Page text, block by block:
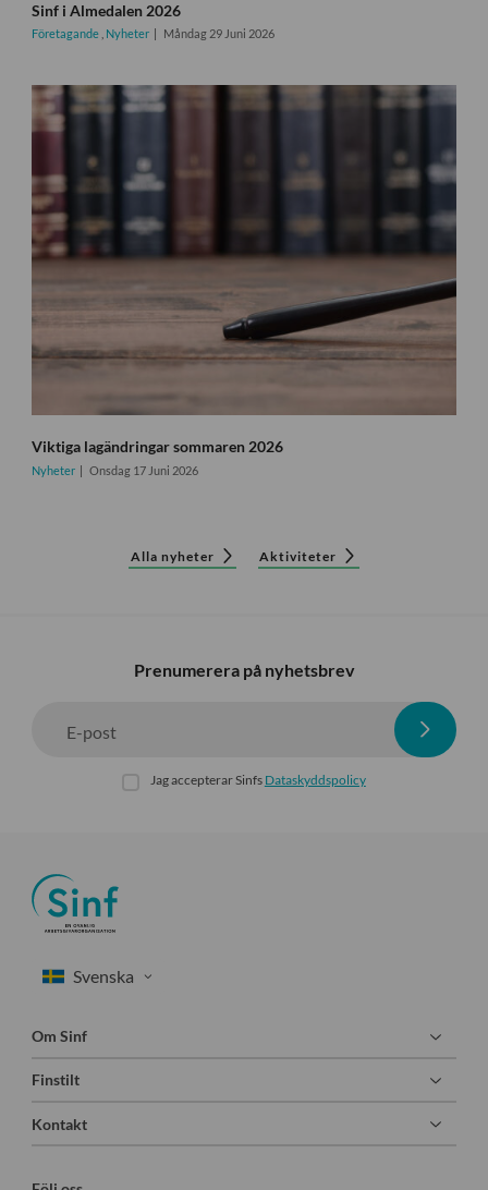
Sinf i Almedalen 2026
Företagande Nyheter Måndag 29 Juni 2026
Viktiga lagändringar sommaren 2026
Nyheter Onsdag 17 Juni 2026
Alla nyheter Aktiviteter
Prenumerera på nyhetsbrev
E-post
Jag accepterar Sinfs Dataskyddspolicy
Om Sinf
Finstilt
Kontakt